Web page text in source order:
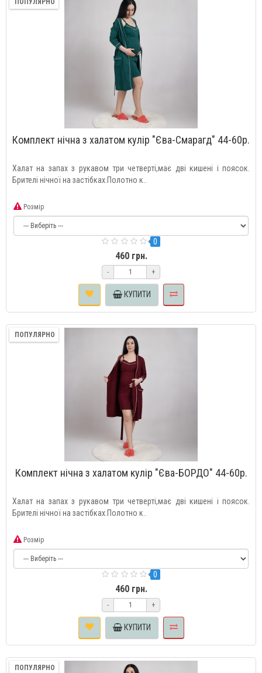
Комплект нічна з халатом кулір "Єва-Смарагд" 44-60р.
Халат на запах з рукавом три четверті,має дві кишені і поясок.
Брителі нічної на застібках.Полотно к..
Розмір
0
460 грн.
- +
КУПИТИ
ПОПУЛЯРНО
Комплект нічна з халатом кулір "Єва-БОРДО" 44-60р.
Халат на запах з рукавом три четверті,має дві кишені і поясок.
Брителі нічної на застібках.Полотно к..
Розмір
0
460 грн.
- +
КУПИТИ
ПОПУЛЯРНО